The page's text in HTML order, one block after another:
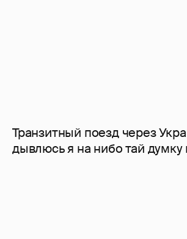
Транзитный поезд через
дывлюсь я на нибо тай думку